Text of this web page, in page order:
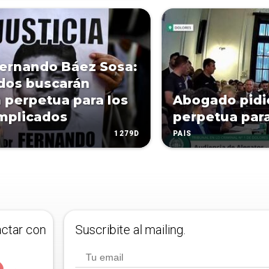
Báez Sosa:
buscarán
perpetua para los
1279D
Abogado
perpetua
PAÍS
con
Suscribite al mailing.